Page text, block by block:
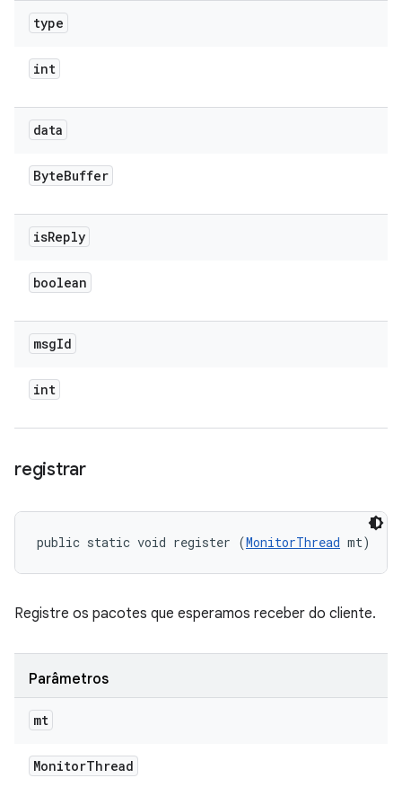
type
int
data
ByteBuffer
isReply
boolean
msgId
int
registrar
public static void register (MonitorThread mt)
Registre os pacotes que esperamos receber do cliente.
Parâmetros
mt
MonitorThread